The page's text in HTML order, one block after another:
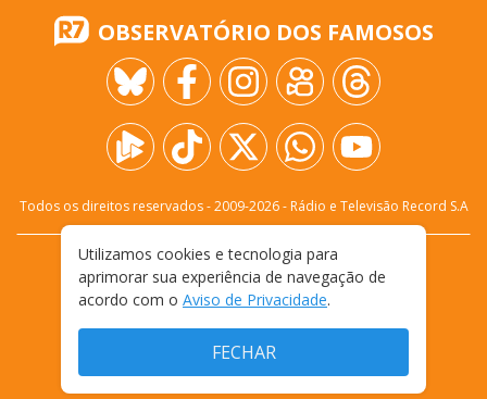
OBSERVATÓRIO DOS FAMOSOS
Todos os direitos reservados - 2009-2026- Rádio e Televisão Record S.A
FALE CONOSCO
PRIVACIDADE
TERMOS E CONDIÇÕES DE USO
Utilizamos cookies e tecnologia para
aprimorar sua experiência de navegação de
acordo com o Aviso de Privacidade.
FECHAR